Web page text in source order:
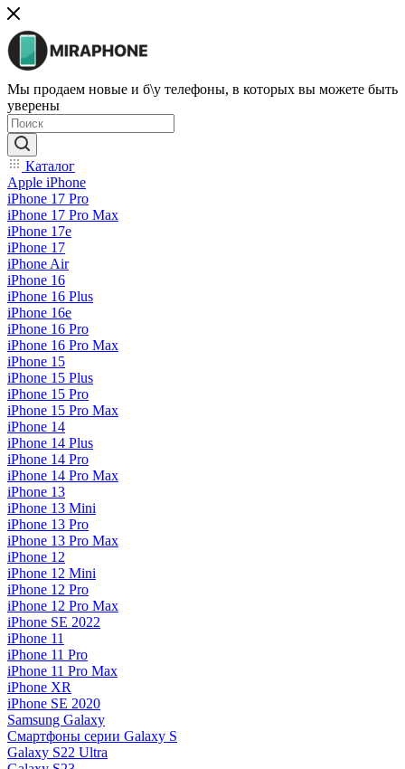
Мы продаем новые и б\у телефоны, в которых вы можете быть
уверены
Каталог
Apple iPhone
iPhone 17 Pro
iPhone 17 Pro Max
iPhone 17e
iPhone 17
iPhone Air
iPhone 16
iPhone 16 Plus
iPhone 16e
iPhone 16 Pro
iPhone 16 Pro Max
iPhone 15
iPhone 15 Plus
iPhone 15 Pro
iPhone 15 Pro Max
iPhone 14
iPhone 14 Plus
iPhone 14 Pro
iPhone 14 Pro Max
iPhone 13
iPhone 13 Mini
iPhone 13 Pro
iPhone 13 Pro Max
iPhone 12
iPhone 12 Mini
iPhone 12 Pro
iPhone 12 Pro Max
iPhone SE 2022
iPhone 11
iPhone 11 Pro
iPhone 11 Pro Max
iPhone XR
iPhone SE 2020
Samsung Galaxy
Смартфоны серии Galaxy S
Galaxy S22 Ultra